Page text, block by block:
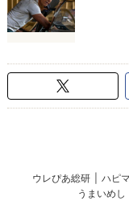
ウレぴあ総研 ハピ
うまいめし